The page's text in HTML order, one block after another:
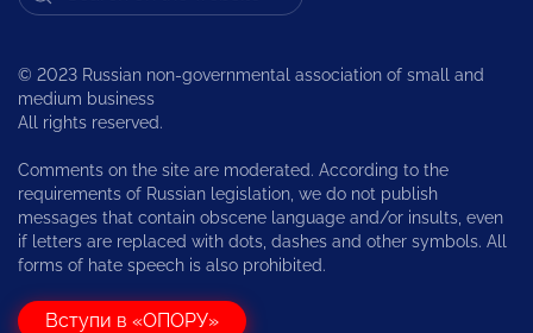
© 2023 Russian non-governmental association of small and
medium business
All rights reserved.
Comments on the site are moderated. According to the
requirements of Russian legislation, we do not publish
messages that contain obscene language and/or insults, even
if letters are replaced with dots, dashes and other symbols. All
forms of hate speech is also prohibited.
Вступи в «ОПОРУ»